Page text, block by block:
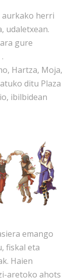
aurkako herri
udaletxean.
gure
Hartza, Moja,
ditu Plaza
ibilbidean
emango
fiskal eta
Haien
aretoko ahots